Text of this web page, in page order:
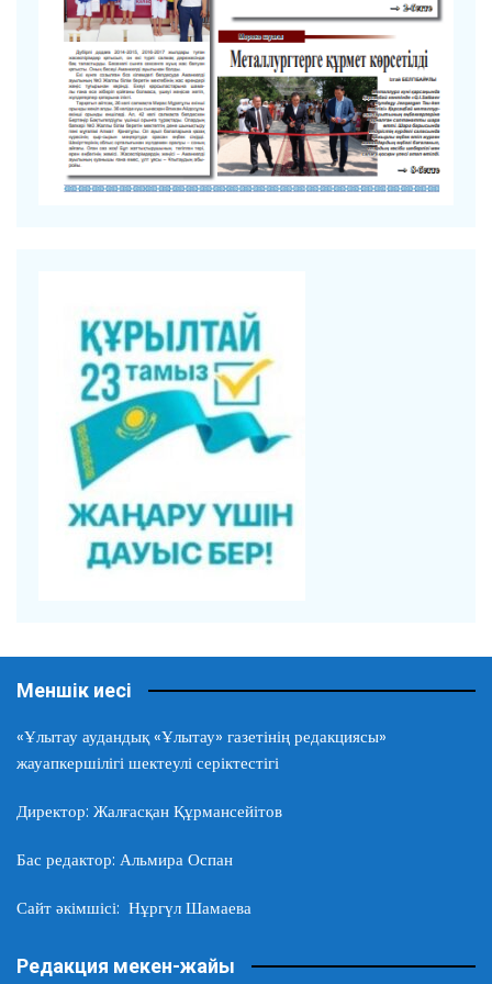
Меншік иесі
«Ұлытау аудандық «Ұлытау» газетінің редакциясы»
жауапкершілігі шектеулі серіктестігі
Директор: Жалғасқан Құрмансейітов
Бас редактор: Альмира Оспан
Сайт әкімшісі: Нұргүл Шамаева
Редакция мекен-жайы